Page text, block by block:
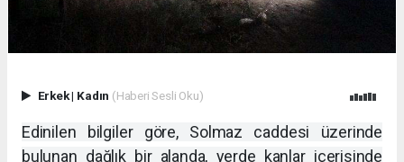
Erkek| Kadın (Haberi Sesli Oku)
Edinilen bilgiler göre, Solmaz caddesi üzerinde
bulunan dağlık bir alanda, yerde kanlar içerisinde